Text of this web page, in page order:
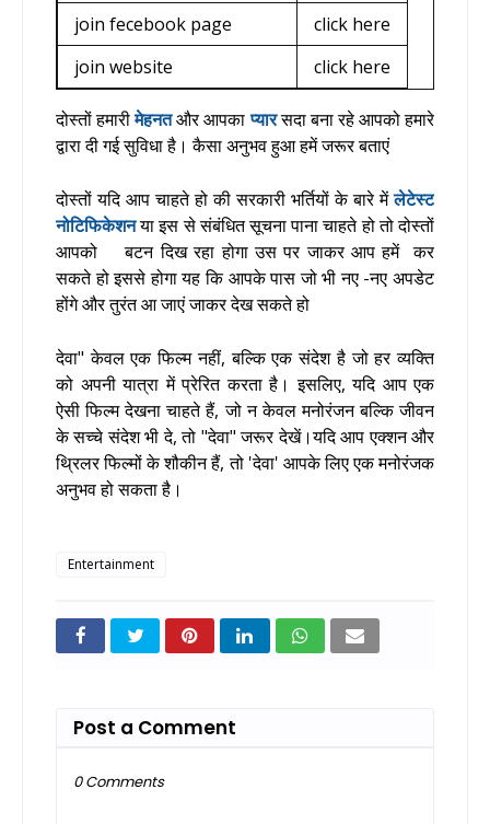
join fecebook page
click here
join website
click here
दोस्तों हमारीमेहनतऔर आपकाप्यारसदा बना रहे आपको हमारे
द्वारा दी गई सुविधा है। कैसा अनुभव हुआ हमें जरूर बताएं
दोस्तों यदि आप चाहते हो की सरकारी भर्तियों के बारे मेंलेटेस्ट
नोटिफिकेशनया इस से संबंधित सूचना पाना चाहते हो तो दोस्तों
आपको बटन दिख रहा होगा उस पर जाकर आप हमें कर
सकते हो इससे होगा यह कि आपके पास जो भी नए -नए अपडेट
होंगे और तुरंत आ जाएं जाकर देख सकते हो
देवा" केवल एक फिल्म नहीं, बल्कि एक संदेश है जो हर व्यक्ति
को अपनी यात्रा में प्रेरित करता है। इसलिए, यदि आप एक
ऐसी फिल्म देखना चाहते हैं, जो न केवल मनोरंजन बल्कि जीवन
के सच्चे संदेश भी दे, तो "देवा" जरूर देखें।यदि आप एक्शन और
थ्रिलर फिल्मों के शौकीन हैं, तो 'देवा' आपके लिए एक मनोरंजक
अनुभव हो सकता है।
Entertainment
Post a Comment
0 Comments